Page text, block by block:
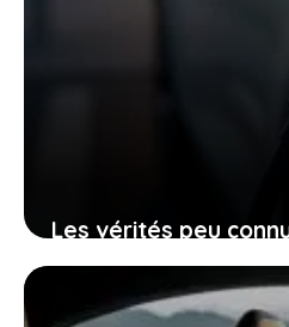
Les vérités peu
voitures électriques
presque